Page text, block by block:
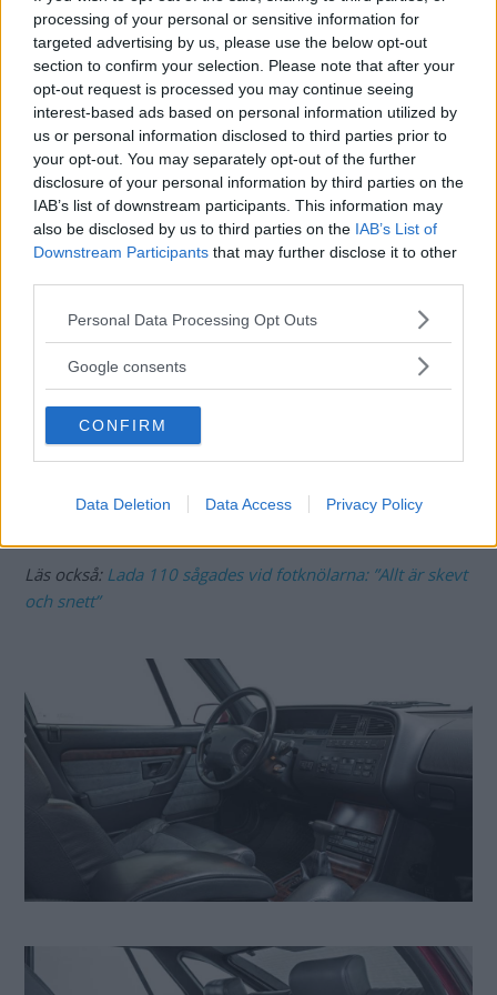
processing of your personal or sensitive information for
targeted advertising by us, please use the below opt-out
section to confirm your selection. Please note that after your
opt-out request is processed you may continue seeing
interest-based ads based on personal information utilized by
us or personal information disclosed to third parties prior to
your opt-out. You may separately opt-out of the further
disclosure of your personal information by third parties on the
IAB’s list of downstream participants. This information may
also be disclosed by us to third parties on the IAB’s List of
Downstream Participants that may further disclose it to other
Please note that this website/app uses one or more Google
not limited to your visit or usage behaviour. You may click to
use your data for below specified purposes in below Google
consent section.
Personal Data Processing Opt Outs
Google consents
CONFIRM
Data Deletion Data Access Privacy Policy
också jämförelsevis låg, i synnerhet den maffiga
kombiversionen Break riskerar att bli alldeles utskrotad
om några år.
Liksom på mellanklassmodellen BX tidigare skapades XM
Break genom ett ”enkelt” tillägg av en låda bak, med
bibehållen linje från halvkombin i bakdörrarnas rutramar
– det blev billigare så.
”Ännu vet ingenhur billig en XM kan bli” brukar det
Kanske är den tiden förbi, så mycket lägre kan de i alla fall
Gamla Citroën brukar inte kosta mycket, det dröjde
exempelvis väldigt länge innan priserna på DS-modellerna
började stiga, men gissningvis kan det bara gå uppåt för
visat sig hyfsat driftsäker (elspöken undantagna) och som
Läs också: Lada 110 sågades vid fotknölarna: ”Allt är skevt
och snett”